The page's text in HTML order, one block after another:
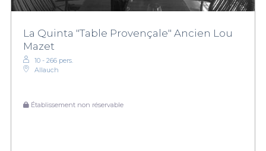
La Quinta "Table Provençale" Ancien Lou
Mazet
10 - 266 pers.
Allauch
Établissement non réservable